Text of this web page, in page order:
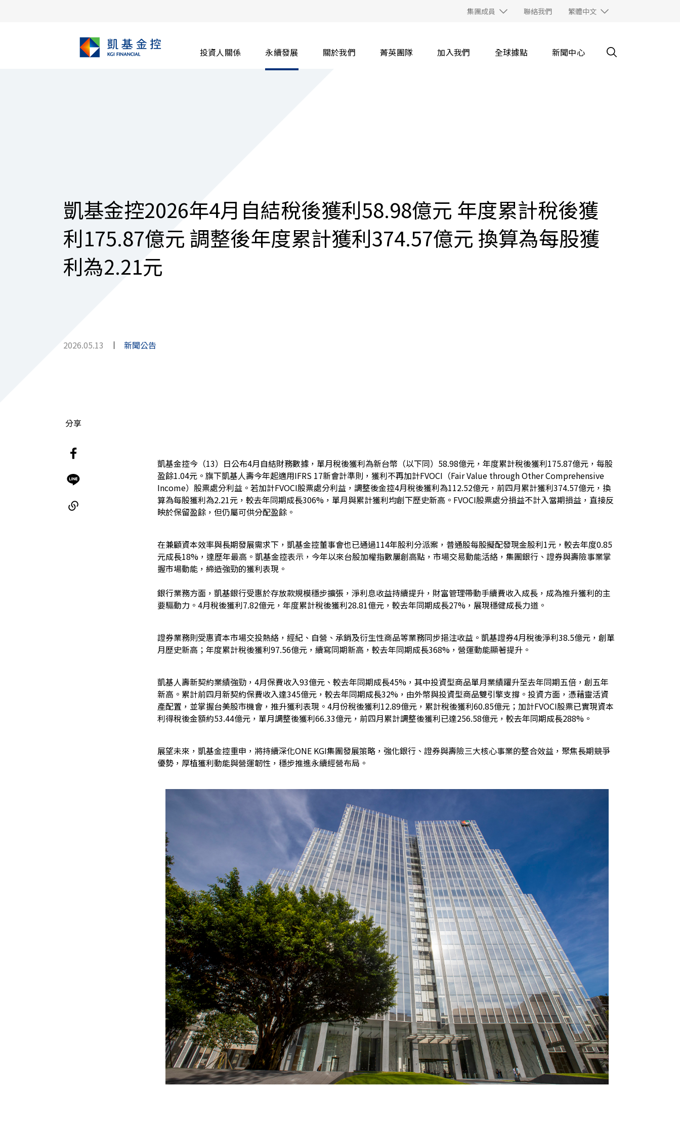
集團成員 聯絡我們 繁體中文
投資人關係 永續發展 關於我們 菁英團隊 加入我們 全球據點 新聞中心
凱基金控2026年4月自結稅後獲利58.98億元 年度累計稅後獲
利175.87億元 調整後年度累計獲利374.57億元 換算為每股獲
利為2.21元
2026.05.13 新聞公告
分享
凱基金控今（13）日公布4月自結財務數據，單月稅後獲利為新台幣（以下同）58.98億元，年度累計稅後獲利175.87億元，每股
盈餘1.04元。旗下凱基人壽今年起適用IFRS 17新會計準則，獲利不再加計FVOCI（Fair Value through Other Comprehensive
Income）股票處分利益。若加計FVOCI股票處分利益，調整後金控4月稅後獲利為112.52億元，前四月累計獲利374.57億元，換
算為每股獲利為2.21元，較去年同期成長306%，單月與累計獲利均創下歷史新高。FVOCI股票處分損益不計入當期損益，直接反
映於保留盈餘，但仍屬可供分配盈餘。
在兼顧資本效率與長期發展需求下，凱基金控董事會也已通過114年股利分派案，普通股每股擬配發現金股利1元，較去年度0.85
元成長18%，達歷年最高。凱基金控表示，今年以來台股加權指數屢創高點，市場交易動能活絡，集團銀行、證券與壽險事業掌
握市場動能，締造強勁的獲利表現。
銀行業務方面，凱基銀行受惠於存放款規模穩步擴張，淨利息收益持續提升，財富管理帶動手續費收入成長，成為推升獲利的主
要驅動力。4月稅後獲利7.82億元，年度累計稅後獲利28.81億元，較去年同期成長27%，展現穩健成長力道。
證券業務則受惠資本市場交投熱絡，經紀、自營、承銷及衍生性商品等業務同步挹注收益。凱基證券4月稅後淨利38.5億元，創單
月歷史新高；年度累計稅後獲利97.56億元，續寫同期新高，較去年同期成長368%，營運動能顯著提升。
凱基人壽新契約業績強勁，4月保費收入93億元、較去年同期成長45%，其中投資型商品單月業績躍升至去年同期五倍，創五年
新高。累計前四月新契約保費收入達345億元，較去年同期成長32%，由外幣與投資型商品雙引擎支撐。投資方面，憑藉靈活資
產配置，並掌握台美股市機會，推升獲利表現。4月份稅後獲利12.89億元，累計稅後獲利60.85億元；加計FVOCI股票已實現資本
利得稅後金額約53.44億元，單月調整後獲利66.33億元，前四月累計調整後獲利已達256.58億元，較去年同期成長288%。
展望未來，凱基金控重申，將持續深化ONE KGI集團發展策略，強化銀行、證券與壽險三大核心事業的整合效益，聚焦長期競爭
優勢，厚植獲利動能與營運韌性，穩步推進永續經營布局。